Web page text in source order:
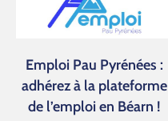
Emploi Pau Pyrénées :
adhérez à la plateforme
de l’emploi en Béarn !